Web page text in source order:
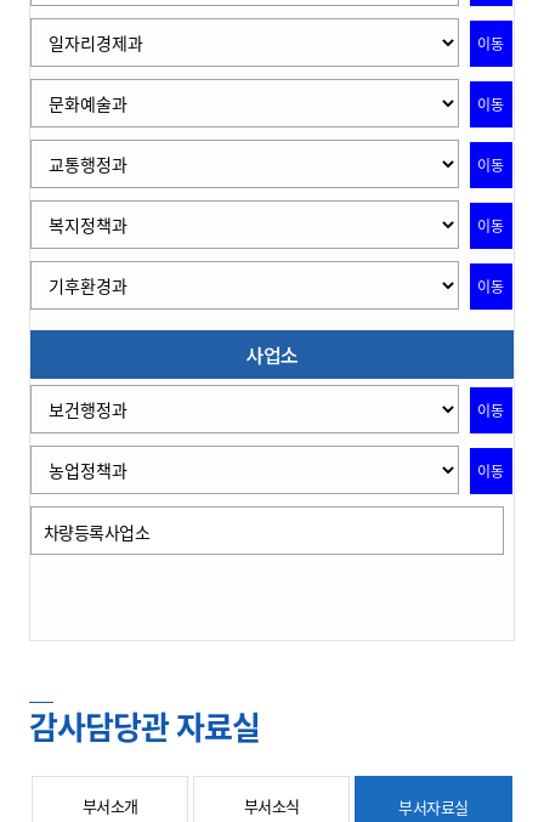
이동
이동
이동
이동
이동
사업소
이동
이동
차량등록사업소
감사담당관 자료실
부서소개 부서소식 부서자료실